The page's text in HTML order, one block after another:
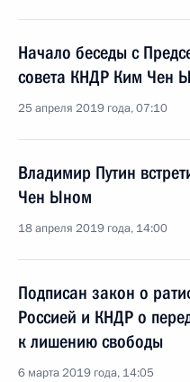
Начало беседы с
совета КНДР Ким Чен
25 апреля 2019 года, 07:10
Владимир Путин
Чен Ыном
18 апреля 2019 года, 14:00
Подписан закон о
Россией и КНДР о
к лишению свободы
6 марта 2019 года, 14:05